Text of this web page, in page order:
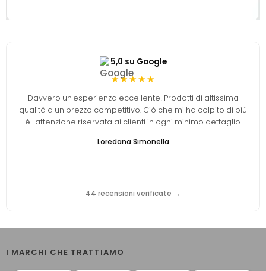
5,0 su Google
★★★★★
Davvero un'esperienza eccellente! Prodotti di altissima
qualità a un prezzo competitivo. Ciò che mi ha colpito di più
è l'attenzione riservata ai clienti in ogni minimo dettaglio.
Loredana Simonella
44 recensioni verificate →
I MARCHI CHE TRATTIAMO